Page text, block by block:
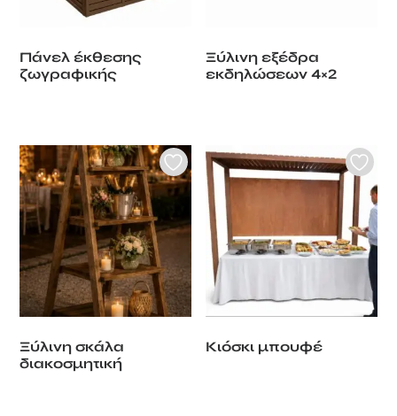
Πάνελ έκθεσης
ζωγραφικής
Ξύλινη εξέδρα
εκδηλώσεων 4×2
Ξύλινη σκάλα
διακοσμητική
Κιόσκι μπουφέ